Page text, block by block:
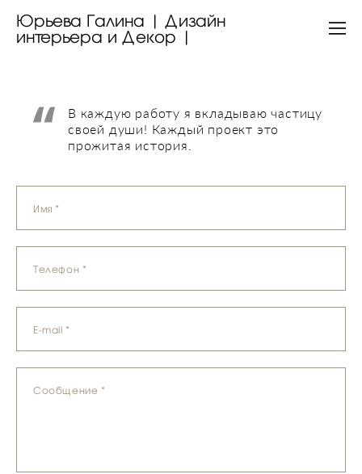
Юрьева Галина | Дизайн
интерьера и Декор |
В каждую работу я вкладываю частицу
своей души! Каждый проект это
прожитая история.
Имя *
Телефон *
E-mail *
Сообщение *